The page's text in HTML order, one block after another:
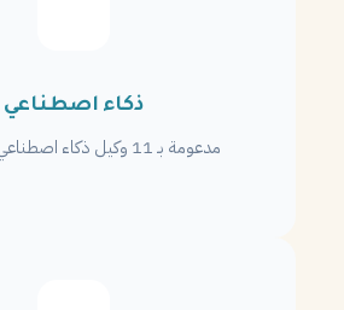
ذكاء اصطناعي
مدعومة بـ 11 وكيل ذكاء اصطناعي متخصص